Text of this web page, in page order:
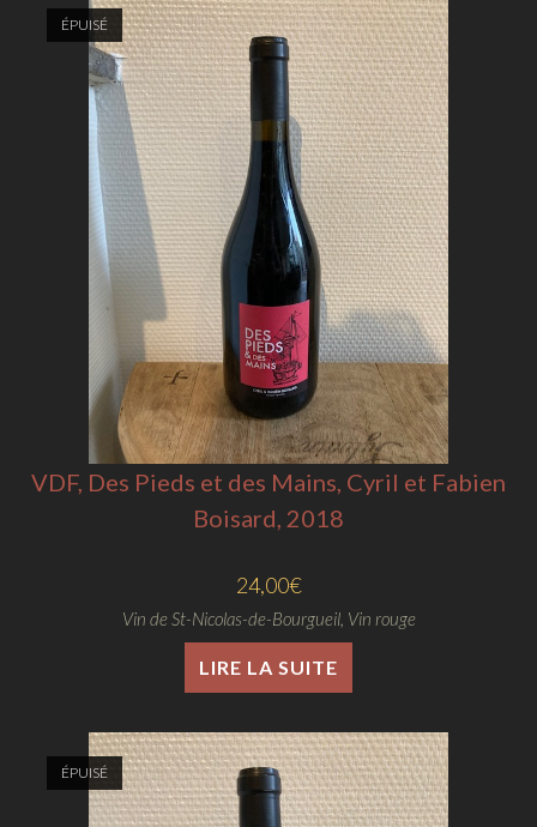
ÉPUISÉ
VDF, Des Pieds et des Mains, Cyril et Fabien
Boisard, 2018
24,00€
Vin de St-Nicolas-de-Bourgueil, Vin rouge
LIRE LA SUITE
ÉPUISÉ